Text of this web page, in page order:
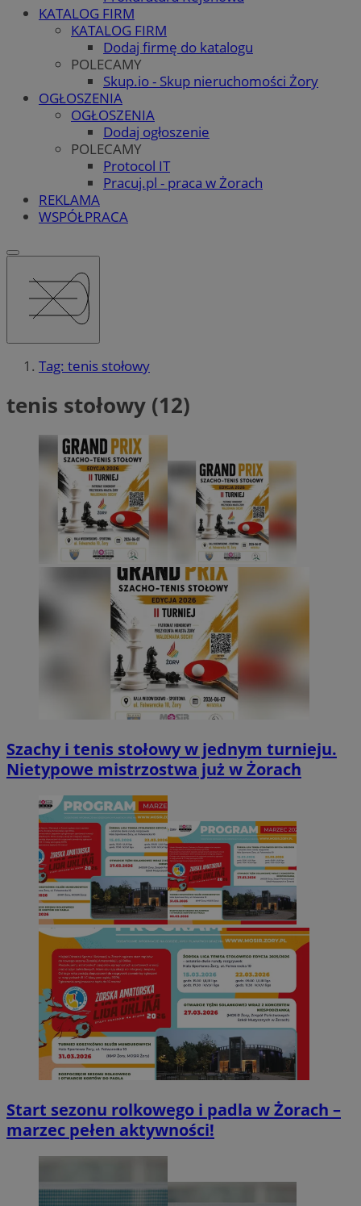
KATALOG FIRM
KATALOG FIRM
Dodaj firmę do katalogu
POLECAMY
Skup.io - Skup nieruchomości Żory
OGŁOSZENIA
OGŁOSZENIA
Dodaj ogłoszenie
POLECAMY
Protocol IT
Pracuj.pl - praca w Żorach
REKLAMA
WSPÓŁPRACA
Tag: tenis stołowy
tenis stołowy (12)
Szachy i tenis stołowy w jednym turnieju.
Nietypowe mistrzostwa już w Żorach
Start sezonu rolkowego i padla w Żorach –
marzec pełen aktywności!